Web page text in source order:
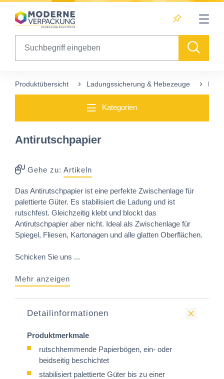
Table Of Content
Produktübersicht Ladungssicherung & Hebezeuge
Kategorien
Antirutschpapier
Gehe zu: Artikeln
Das Antirutschpapier ist eine perfekte Zwischenlage für
palettierte Güter. Es stabilisiert die Ladung und ist
rutschfest. Gleichzeitig klebt und blockt das
Antirutschpapier aber nicht. Ideal als Zwischenlage für
Spiegel, Fliesen, Kartonagen und alle glatten Oberflächen.
Schicken Sie uns ...
Mehr anzeigen
Detailinformationen
Produktmerkmale
rutschhemmende Papierbögen, ein- oder
beidseitig beschichtet
stabilisiert palettierte Güter bis zu einer